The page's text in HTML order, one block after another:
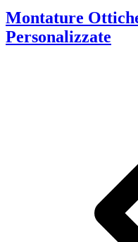
Montature
Personalizzate